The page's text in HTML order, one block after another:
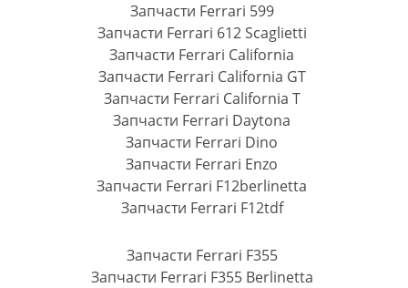
Запчасти Ferrari 599
Запчасти Ferrari 612 Scaglietti
Запчасти Ferrari California
Запчасти Ferrari California GT
Запчасти Ferrari California T
Запчасти Ferrari Daytona
Запчасти Ferrari Dino
Запчасти Ferrari Enzo
Запчасти Ferrari F12berlinetta
Запчасти Ferrari F12tdf
Запчасти Ferrari F355
Запчасти Ferrari F355 Berlinetta